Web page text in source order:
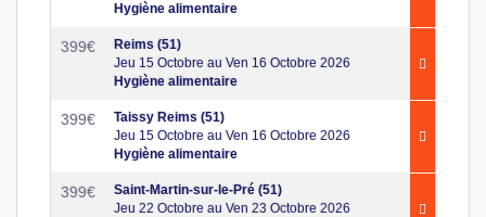
Hygiène alimentaire
399€
Reims (51)
Jeu 15 Octobre au Ven 16 Octobre 2026
Hygiène alimentaire
399€
Taissy Reims (51)
Jeu 15 Octobre au Ven 16 Octobre 2026
Hygiène alimentaire
399€
Saint-Martin-sur-le-Pré (51)
Jeu 22 Octobre au Ven 23 Octobre 2026